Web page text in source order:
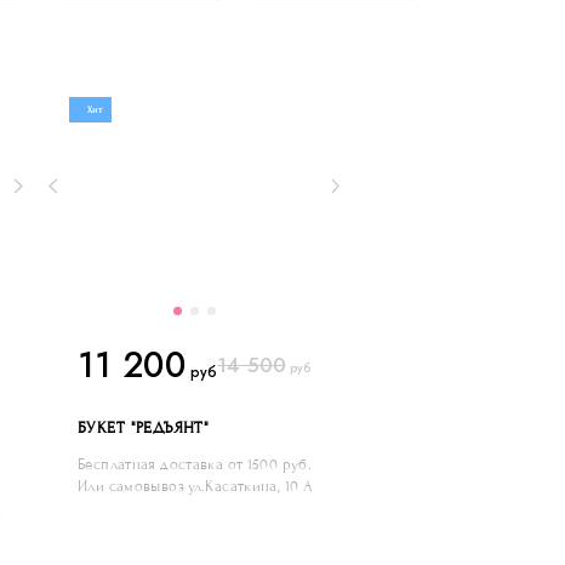
Хит
11 200руб14 500руб
БУКЕТ "РЕДЪЯНТ"
Бесплатная доставка от 1500 руб.
Или самовывоз ул.Касаткина, 10 А